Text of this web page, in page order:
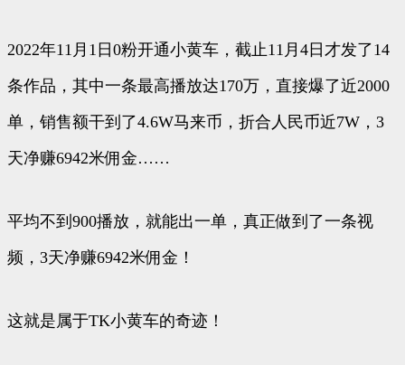
2022年11月1日0粉开通小黄车，截止11月4日才发了14
条作品，其中一条最高播放达170万，直接爆了近2000
单，销售额干到了4.6W马来币，折合人民币近7W，3
天净赚6942米佣金……
平均不到900播放，就能出一单，真正做到了一条视
频，3天净赚6942米佣金！
这就是属于TK小黄车的奇迹！